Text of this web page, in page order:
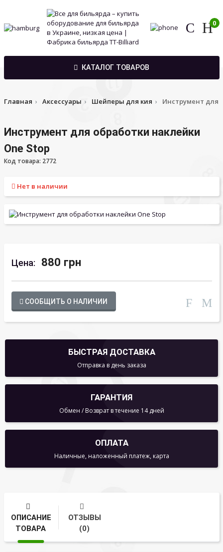
0
КАТАЛОГ ТОВАРОВ
Главная Аксессуары Шейперы для кия Инструмент для
Инструмент для обработки наклейки
One Stop
Код товара: 2772
Нет в наличии
Цена: 880 грн
СООБЩИТЬ О НАЛИЧИИ
БЫСТРАЯ ДОСТАВКА
Отправка в день заказа
ГАРАНТИЯ
Обмен / Возврат в течение 14 дней
ОПЛАТА
Наличные, наложенный платеж, карта
ОПИСАНИЕ
ТОВАРА
ОТЗЫВЫ
(0)